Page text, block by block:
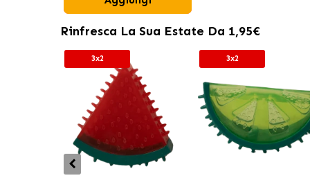
Rinfresca La Sua Estate Da 1,95€
3x2 3x2